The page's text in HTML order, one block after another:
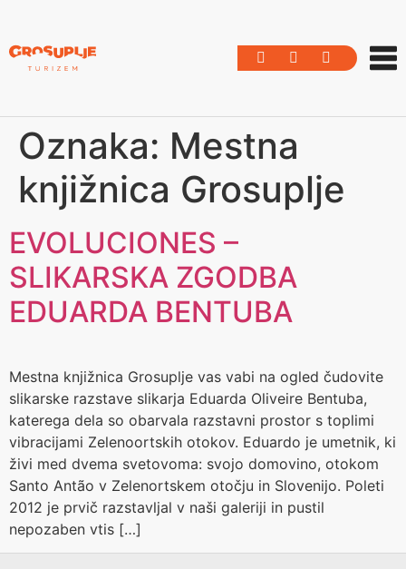
Oznaka: Mestna
knjižnica Grosuplje
EVOLUCIONES –
SLIKARSKA ZGODBA
EDUARDA BENTUBA
Mestna knjižnica Grosuplje vas vabi na ogled čudovite
slikarske razstave slikarja Eduarda Oliveire Bentuba,
katerega dela so obarvala razstavni prostor s toplimi
vibracijami Zelenoortskih otokov. Eduardo je umetnik, ki
živi med dvema svetovoma: svojo domovino, otokom
Santo Antão v Zelenortskem otočju in Slovenijo. Poleti
2012 je prvič razstavljal v naši galeriji in pustil
nepozaben vtis […]